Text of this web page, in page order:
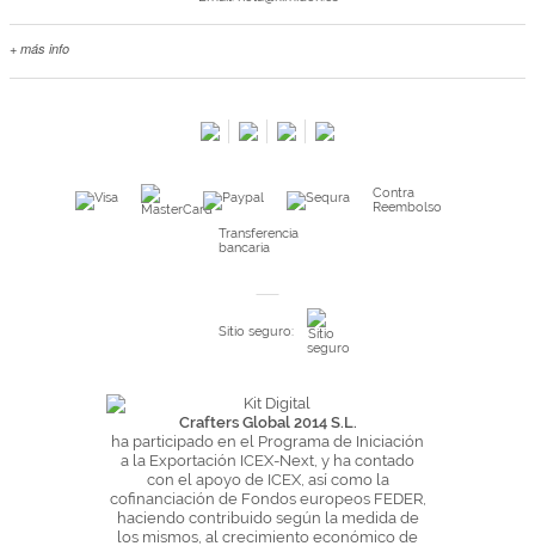
+ más info
Kimidori PRINT, nuestro servicio de impresión de fotos
Pago seguro y financiación
Condiciones generales de Compra
Política de Privacidad
Contra
Reembolso
Transferencia
bancaria
Sitio seguro:
Crafters Global 2014 S.L.
ha participado en el Programa de Iniciación
a la Exportación ICEX-Next, y ha contado
con el apoyo de ICEX, así como la
cofinanciación de Fondos europeos FEDER,
haciendo contribuido según la medida de
los mismos, al crecimiento económico de